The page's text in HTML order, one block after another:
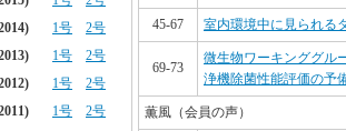
45-67 室内環境中に見られる
69-73
微生物ワーキンググ
浄機除菌性能評価の予
薫風（会員の声）